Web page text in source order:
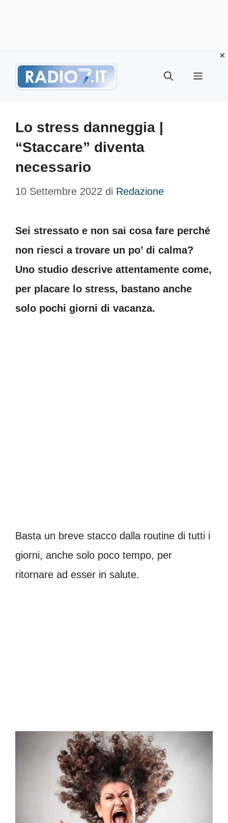
Menu
Lo stress danneggia |
“Staccare” diventa
necessario
10 Settembre 2022 di Redazione
Sei stressato e non sai cosa fare perché
non riesci a trovare un po’ di calma?
Uno studio descrive attentamente come,
per placare lo stress, bastano anche
solo pochi giorni di vacanza.
Basta un breve stacco dalla routine di tutti i
giorni, anche solo poco tempo, per
ritornare ad esser in salute.